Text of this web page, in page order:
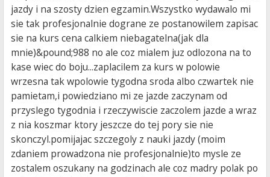
jazdy i na szosty dzien egzamin.Wszystko wydawalo mi
sie tak profesjonalnie dograne ze postanowilem zapisac
sie na kurs cena calkiem niebagatelna(jak dla
mnie)&pound;988 no ale coz mialem juz odlozona na to
kase wiec do boju...zaplacilem za kurs w polowie
wrzesna tak wpolowie tygodna sroda albo czwartek nie
pamietam,i powiedziano mi ze jazde zaczynam od
przyslego tygodnia i rzeczywiscie zaczolem jazde a wraz
z nia koszmar ktory jeszcze do tej pory sie nie
skonczyl.pomijajac szczegoly z nauki jazdy (moim
zdaniem prowadzona nie profesjonalnie)to mysle ze
zostalem oszukany na godzinach ale coz madry polak po